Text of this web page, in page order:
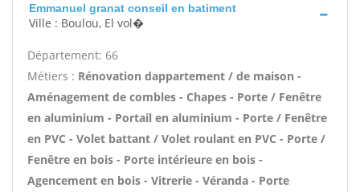
Emmanuel granat conseil en batiment
Ville : Boulou, El vol�
Département: 66
Métiers : Rénovation dappartement / de maison -
Aménagement de combles - Chapes - Porte / Fenêtre
en aluminium - Portail en aluminium - Porte / Fenêtre
en PVC - Volet battant / Volet roulant en PVC - Porte /
Fenêtre en bois - Porte intérieure en bois -
Agencement en bois - Vitrerie - Véranda - Porte